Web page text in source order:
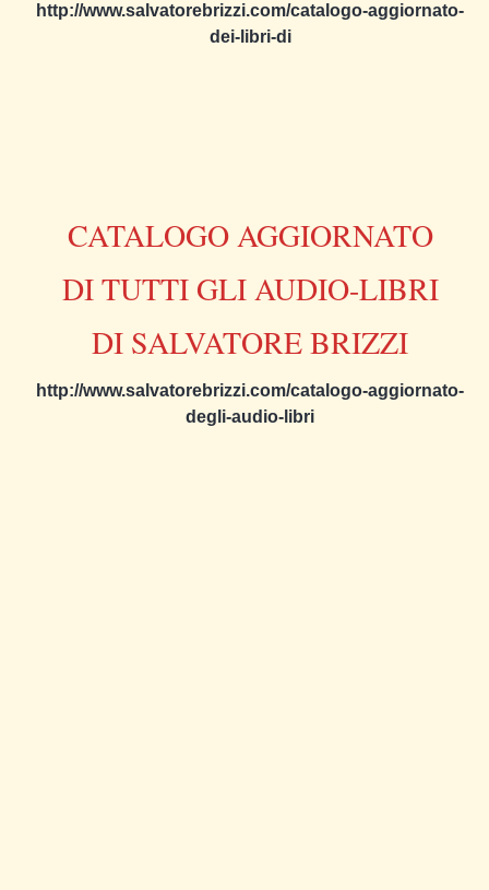
http://www.salvatorebrizzi.com/catalogo-aggiornato-
dei-libri-di
CATALOGO AGGIORNATO
DI TUTTI GLI AUDIO-LIBRI
DI SALVATORE BRIZZI
http://www.salvatorebrizzi.com/catalogo-aggiornato-
degli-audio-libri